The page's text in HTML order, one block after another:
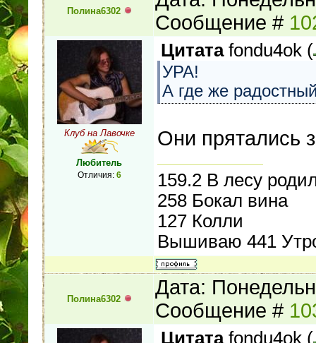
Полина6302
Сообщение #
Клуб на Лавочке
Любитель
Отличия: 6
Цитата fondu4ok (
УРА!
А где же
Они прятались
159.2 В лесу
258 Бокал вина
127 Колли
Вышиваю 441
Полина6302
Дата:
Сообщение #
Цитата fondu4ok (